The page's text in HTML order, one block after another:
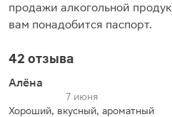
продажи алкогольной
вам понадобится паспорт.
42 отзыва
Алёна
7 июня
Хороший, вкусный, ароматный